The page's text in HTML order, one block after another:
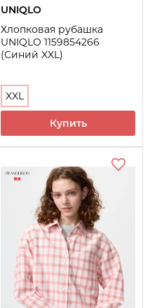
UNIQLO
Хлопковая рубашка
UNIQLO 1159854266
(Синий XXL)
XXL
Купить